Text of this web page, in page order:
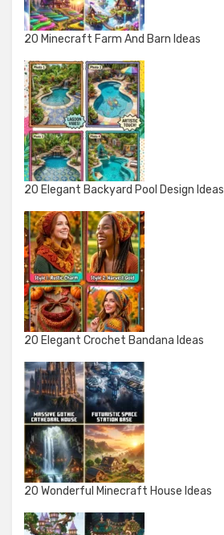
20 Minecraft Farm And Barn Ideas
20 Elegant Backyard Pool Design Ideas
20 Elegant Crochet Bandana Ideas
20 Wonderful Minecraft House Ideas